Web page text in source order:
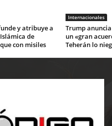
y atribuye a
de
con misiles
Internacionales
Trump
un «gran
Teherán lo